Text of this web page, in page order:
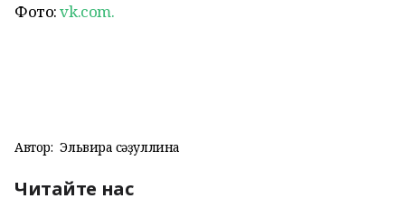
Фото:vk.com.
Автор: Эльвира Әсәҙуллина
Читайте нас